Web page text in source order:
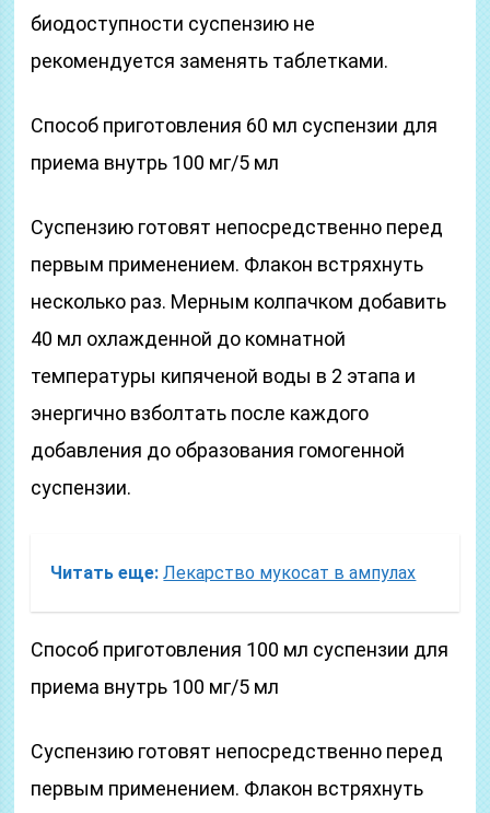
биодоступности суспензию не
рекомендуется заменять таблетками.
Способ приготовления 60 мл суспензии для
приема внутрь 100 мг/5 мл
Суспензию готовят непосредственно перед
первым применением. Флакон встряхнуть
несколько раз. Мерным колпачком добавить
40 мл охлажденной до комнатной
температуры кипяченой воды в 2 этапа и
энергично взболтать после каждого
добавления до образования гомогенной
суспензии.
Читать еще: Лекарство мукосат в ампулах
Способ приготовления 100 мл суспензии для
приема внутрь 100 мг/5 мл
Суспензию готовят непосредственно перед
первым применением. Флакон встряхнуть